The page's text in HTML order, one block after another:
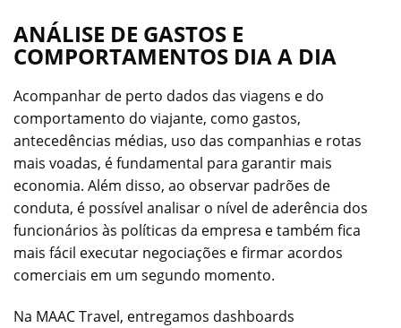
ANÁLISE DE GASTOS E
COMPORTAMENTOS DIA A DIA
Acompanhar de perto dados das viagens e do
comportamento do viajante, como gastos,
antecedências médias, uso das companhias e rotas
mais voadas, é fundamental para garantir mais
economia. Além disso, ao observar padrões de
conduta, é possível analisar o nível de aderência dos
funcionários às políticas da empresa e também fica
mais fácil executar negociações e firmar acordos
comerciais em um segundo momento.
Na MAAC Travel, entregamos dashboards